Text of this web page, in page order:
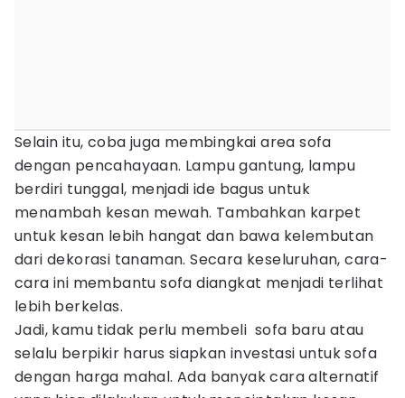
Selain itu, coba juga membingkai area sofa
dengan pencahayaan. Lampu gantung, lampu
berdiri tunggal, menjadi ide bagus untuk
menambah kesan mewah. Tambahkan karpet
untuk kesan lebih hangat dan bawa kelembutan
dari dekorasi tanaman. Secara keseluruhan, cara-
cara ini membantu sofa diangkat menjadi terlihat
lebih berkelas.
Jadi, kamu tidak perlu membeli sofa baru atau
selalu berpikir harus siapkan investasi untuk sofa
dengan harga mahal. Ada banyak cara alternatif